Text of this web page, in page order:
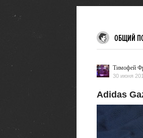
ОБЩИЙ
Тимофей
30 июня
Adidas